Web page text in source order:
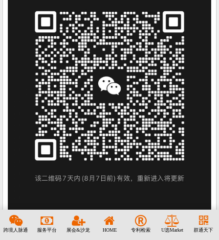
跨境人脉通 服务平台 展会&沙龙 HOME 专利检索 U选Market 群通天下